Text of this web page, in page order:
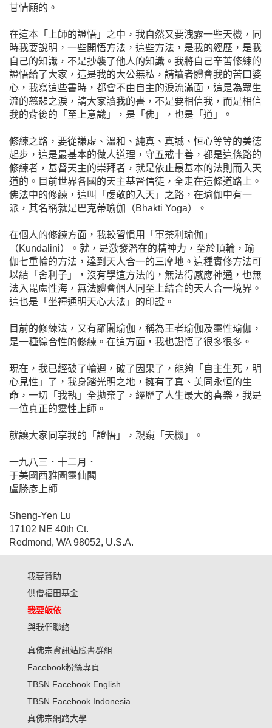
甘情願的。
在這本「上師的證悟」之中，我自然又要洩露一些天機，同
時我要說明，一些開悟方法，這些方法，是我的經歷，是我
自己的知識，不是抄襲了他人的知識。我將自己辛苦修練的
證悟給了大家，這是我的大公無私，請讀者體會我的苦口婆
心，我寫這些書時，都會不由自主的淚流滿面，這是為眾生
流的慈悲之淚，請大家讀我的書，不是要相信我，而是相信
我的背後的「至上意識」，是「佛」，也是「道」。
修練之路，要從謙虛、溫和、純真、真誠、恒心等等的美德
起步，這是最基本的做人道理，守五戒十善，都是這條路的
修練者，基督天主的崇拜者，就是依止最基本的法則而入天
道的。目前世界各國的天主基督信徒，全走在這條道路上。
佛法中的修練，這叫「虔敬的入天」之路，在瑜伽中有一
派，其名稱就是巴克蒂瑜伽（Bhakti Yoga）。
在個人的修練方面，我較習慣用「軍荼利瑜伽」
（Kundalini）。就，是激發潛在的精神力，至於頂輪，瑜
伽七重輪的方法，達到天人合一的三摩地。這種實修方法可
以結「舍利子」，沒有學這方法的，無法得感應神通，也無
法入毘盧性海，無法體會個人同至上結合的天人合一境界。
這也是「坐禪通明天心大法」的印證。
目前的修練法，又有羅闍瑜伽，稱為王者瑜伽及靈性瑜伽，
是一種綜合性的修練。在這方面，我也證悟了很多很多。
現在，我已經破了輪迴，破了因果了，能夠「自主生死，明
心見性」了，我身踏光明之地，擁有了真、美同永恒的生
命，一切「我執」全拋棄了，經歷了人生最大的喜樂，我是
一位真正的靈性上師。
就讓大家同享我的「證悟」，親窺「天機」。
一九八三．十二月．
于美國西雅圖靈仙閣
盧勝彥上師
Sheng-Yen Lu
17102 NE 40th Ct.
Redmond, WA 98052, U.S.A.
我要贊助
供僧福田基金
我要皈依
與我們聯絡
真佛宗資訊站臉書群組
Facebook粉絲專頁
TBSN Facebook English
TBSN Facebook Indonesia
真佛宗網路大學